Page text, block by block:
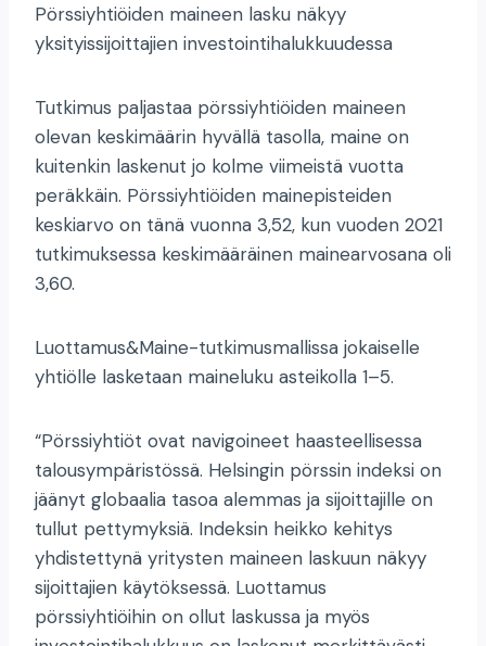
Pörssiyhtiöiden maineen lasku näkyy
yksityissijoittajien investointihalukkuudessa
Tutkimus paljastaa pörssiyhtiöiden maineen
olevan keskimäärin hyvällä tasolla, maine on
kuitenkin laskenut jo kolme viimeistä vuotta
peräkkäin. Pörssiyhtiöiden mainepisteiden
keskiarvo on tänä vuonna 3,52, kun vuoden 2021
tutkimuksessa keskimääräinen mainearvosana oli
3,60.
Luottamus&Maine-tutkimusmallissa jokaiselle
yhtiölle lasketaan maineluku asteikolla 1–5.
“Pörssiyhtiöt ovat navigoineet haasteellisessa
talousympäristössä. Helsingin pörssin indeksi on
jäänyt globaalia tasoa alemmas ja sijoittajille on
tullut pettymyksiä. Indeksin heikko kehitys
yhdistettynä yritysten maineen laskuun näkyy
sijoittajien käytöksessä. Luottamus
pörssiyhtiöihin on ollut laskussa ja myös